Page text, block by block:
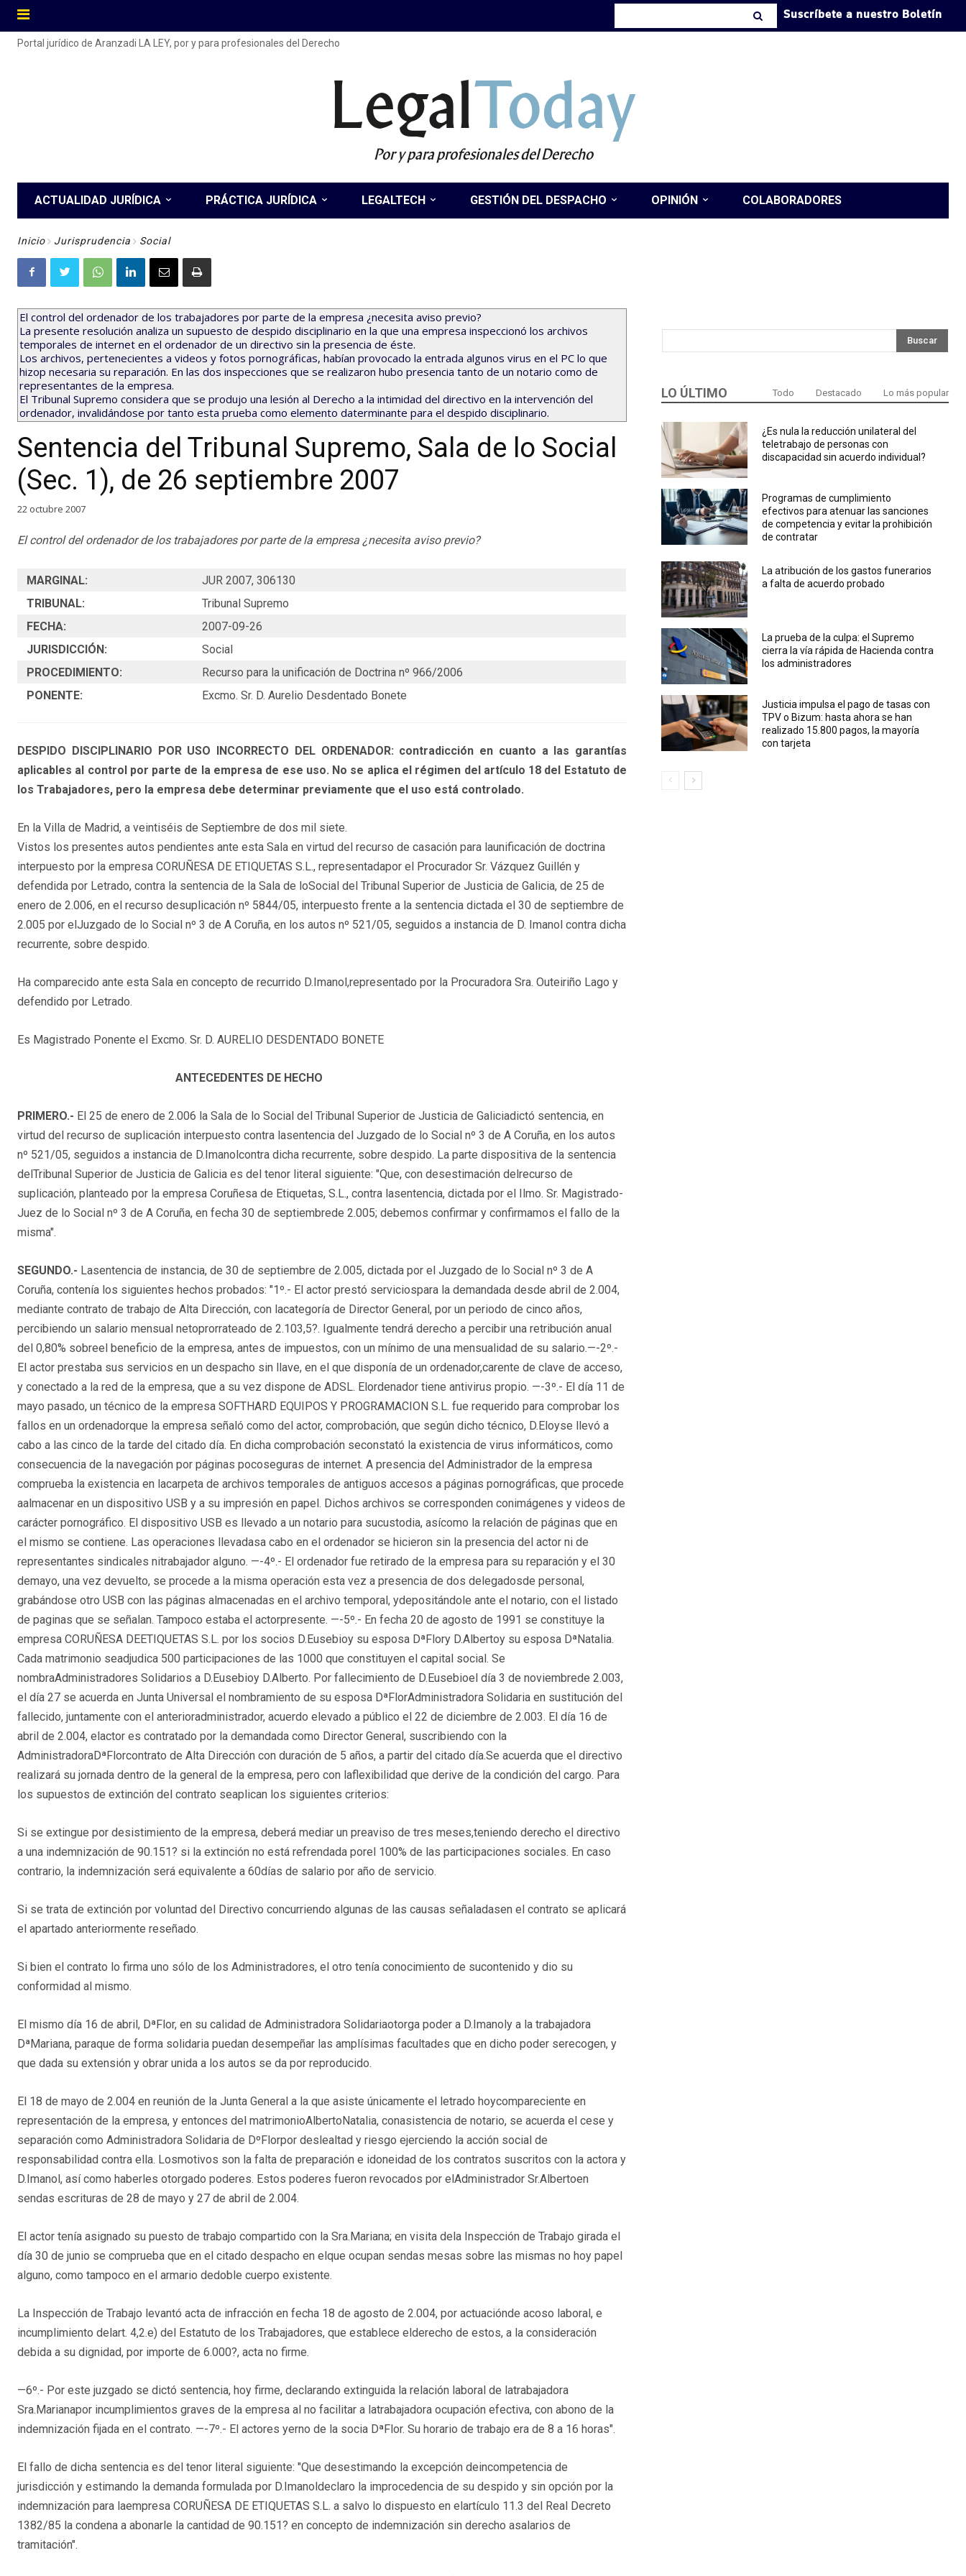
Suscríbete a nuestro Boletín
Portal jurídico de Aranzadi LA LEY, por y para profesionales del Derecho
LegalToday
Por y para profesionales del Derecho
ACTUALIDAD JURÍDICA PRÁCTICA JURÍDICA LEGALTECH GESTIÓN DEL DESPACHO OPINIÓN COLABORADORES
Inicio Jurisprudencia Social
El control del ordenador de los trabajadores por parte de la empresa ¿necesita aviso previo?
La presente resolución analiza un supuesto de despido disciplinario en la que una empresa inspeccionó los archivos
temporales de internet en el ordenador de un directivo sin la presencia de éste.
Los archivos, pertenecientes a videos y fotos pornográficas, habían provocado la entrada algunos virus en el PC lo que
hizop necesaria su reparación. En las dos inspecciones que se realizaron hubo presencia tanto de un notario como de
representantes de la empresa.
El Tribunal Supremo considera que se produjo una lesión al Derecho a la intimidad del directivo en la intervención del
ordenador, invalidándose por tanto esta prueba como elemento daterminante para el despido disciplinario.
Sentencia del Tribunal Supremo, Sala de lo Social
(Sec. 1), de 26 septiembre 2007
22 octubre 2007
El control del ordenador de los trabajadores por parte de la empresa ¿necesita aviso previo?
MARGINAL:
JUR 2007, 306130
TRIBUNAL:
Tribunal Supremo
FECHA:
2007-09-26
JURISDICCIÓN:
Social
PROCEDIMIENTO:
Recurso para la unificación de Doctrina nº 966/2006
PONENTE:
Excmo. Sr. D. Aurelio Desdentado Bonete
DESPIDO DISCIPLINARIO POR USO INCORRECTO DEL ORDENADOR: contradicción en cuanto a las garantías
aplicables al control por parte de la empresa de ese uso. No se aplica el régimen del artículo 18 del Estatuto de
los Trabajadores, pero la empresa debe determinar previamente que el uso está controlado.
En la Villa de Madrid, a veintiséis de Septiembre de dos mil siete.
Vistos los presentes autos pendientes ante esta Sala en virtud del recurso de casación para launificación de doctrina
interpuesto por la empresa CORUÑESA DE ETIQUETAS S.L., representadapor el Procurador Sr. Vázquez Guillén y
defendida por Letrado, contra la sentencia de la Sala de loSocial del Tribunal Superior de Justicia de Galicia, de 25 de
enero de 2.006, en el recurso desuplicación nº 5844/05, interpuesto frente a la sentencia dictada el 30 de septiembre de
2.005 por elJuzgado de lo Social nº 3 de A Coruña, en los autos nº 521/05, seguidos a instancia de D. Imanol contra dicha
recurrente, sobre despido.
Ha comparecido ante esta Sala en concepto de recurrido D.Imanol,representado por la Procuradora Sra. Outeiriño Lago y
defendido por Letrado.
Es Magistrado Ponente el Excmo. Sr. D. AURELIO DESDENTADO BONETE
ANTECEDENTES DE HECHO
PRIMERO.- El 25 de enero de 2.006 la Sala de lo Social del Tribunal Superior de Justicia de Galiciadictó sentencia, en
virtud del recurso de suplicación interpuesto contra lasentencia del Juzgado de lo Social nº 3 de A Coruña, en los autos
nº 521/05, seguidos a instancia de D.Imanolcontra dicha recurrente, sobre despido. La parte dispositiva de la sentencia
delTribunal Superior de Justicia de Galicia es del tenor literal siguiente: "Que, con desestimación delrecurso de
suplicación, planteado por la empresa Coruñesa de Etiquetas, S.L., contra lasentencia, dictada por el Ilmo. Sr. Magistrado-
Juez de lo Social nº 3 de A Coruña, en fecha 30 de septiembrede 2.005; debemos confirmar y confirmamos el fallo de la
misma".
SEGUNDO.- Lasentencia de instancia, de 30 de septiembre de 2.005, dictada por el Juzgado de lo Social nº 3 de A
Coruña, contenía los siguientes hechos probados: "1º.- El actor prestó serviciospara la demandada desde abril de 2.004,
mediante contrato de trabajo de Alta Dirección, con lacategoría de Director General, por un periodo de cinco años,
percibiendo un salario mensual netoprorrateado de 2.103,5?. Igualmente tendrá derecho a percibir una retribución anual
del 0,80% sobreel beneficio de la empresa, antes de impuestos, con un mínimo de una mensualidad de su salario.—-2º.-
El actor prestaba sus servicios en un despacho sin llave, en el que disponía de un ordenador,carente de clave de acceso,
y conectado a la red de la empresa, que a su vez dispone de ADSL. Elordenador tiene antivirus propio. —-3º.- El día 11 de
mayo pasado, un técnico de la empresa SOFTHARD EQUIPOS Y PROGRAMACION S.L. fue requerido para comprobar los
fallos en un ordenadorque la empresa señaló como del actor, comprobación, que según dicho técnico, D.Eloyse llevó a
cabo a las cinco de la tarde del citado día. En dicha comprobación seconstató la existencia de virus informáticos, como
consecuencia de la navegación por páginas pocoseguras de internet. A presencia del Administrador de la empresa
comprueba la existencia en lacarpeta de archivos temporales de antiguos accesos a páginas pornográficas, que procede
aalmacenar en un dispositivo USB y a su impresión en papel. Dichos archivos se corresponden conimágenes y videos de
carácter pornográfico. El dispositivo USB es llevado a un notario para sucustodia, asícomo la relación de páginas que en
el mismo se contiene. Las operaciones llevadasa cabo en el ordenador se hicieron sin la presencia del actor ni de
representantes sindicales nitrabajador alguno. —-4º.- El ordenador fue retirado de la empresa para su reparación y el 30
demayo, una vez devuelto, se procede a la misma operación esta vez a presencia de dos delegadosde personal,
grabándose otro USB con las páginas almacenadas en el archivo temporal, ydepositándole ante el notario, con el listado
de paginas que se señalan. Tampoco estaba el actorpresente. —-5º.- En fecha 20 de agosto de 1991 se constituye la
empresa CORUÑESA DEETIQUETAS S.L. por los socios D.Eusebioy su esposa DªFlory D.Albertoy su esposa DªNatalia.
Cada matrimonio seadjudica 500 participaciones de las 1000 que constituyen el capital social. Se
nombraAdministradores Solidarios a D.Eusebioy D.Alberto. Por fallecimiento de D.Eusebioel día 3 de noviembrede 2.003,
el día 27 se acuerda en Junta Universal el nombramiento de su esposa DªFlorAdministradora Solidaria en sustitución del
fallecido, juntamente con el anterioradministrador, acuerdo elevado a público el 22 de diciembre de 2.003. El día 16 de
abril de 2.004, elactor es contratado por la demandada como Director General, suscribiendo con la
AdministradoraDªFlorcontrato de Alta Dirección con duración de 5 años, a partir del citado día.Se acuerda que el directivo
realizará su jornada dentro de la general de la empresa, pero con laflexibilidad que derive de la condición del cargo. Para
los supuestos de extinción del contrato seaplican los siguientes criterios:
Si se extingue por desistimiento de la empresa, deberá mediar un preaviso de tres meses,teniendo derecho el directivo
a una indemnización de 90.151? si la extinción no está refrendada porel 100% de las participaciones sociales. En caso
contrario, la indemnización será equivalente a 60días de salario por año de servicio.
Si se trata de extinción por voluntad del Directivo concurriendo algunas de las causas señaladasen el contrato se aplicará
el apartado anteriormente reseñado.
Si bien el contrato lo firma uno sólo de los Administradores, el otro tenía conocimiento de sucontenido y dio su
conformidad al mismo.
El mismo día 16 de abril, DªFlor, en su calidad de Administradora Solidariaotorga poder a D.Imanoly a la trabajadora
DªMariana, paraque de forma solidaria puedan desempeñar las amplísimas facultades que en dicho poder serecogen, y
que dada su extensión y obrar unida a los autos se da por reproducido.
El 18 de mayo de 2.004 en reunión de la Junta General a la que asiste únicamente el letrado hoycompareciente en
representación de la empresa, y entonces del matrimonioAlbertoNatalia, conasistencia de notario, se acuerda el cese y
separación como Administradora Solidaria de DºFlorpor deslealtad y riesgo ejerciendo la acción social de
responsabilidad contra ella. Losmotivos son la falta de preparación e idoneidad de los contratos suscritos con la actora y
D.Imanol, así como haberles otorgado poderes. Estos poderes fueron revocados por elAdministrador Sr.Albertoen
sendas escrituras de 28 de mayo y 27 de abril de 2.004.
El actor tenía asignado su puesto de trabajo compartido con la Sra.Mariana; en visita dela Inspección de Trabajo girada el
día 30 de junio se comprueba que en el citado despacho en elque ocupan sendas mesas sobre las mismas no hoy papel
alguno, como tampoco en el armario dedoble cuerpo existente.
La Inspección de Trabajo levantó acta de infracción en fecha 18 de agosto de 2.004, por actuaciónde acoso laboral, e
incumplimiento delart. 4,2.e) del Estatuto de los Trabajadores, que establece elderecho de estos, a la consideración
debida a su dignidad, por importe de 6.000?, acta no firme.
—6º.- Por este juzgado se dictó sentencia, hoy firme, declarando extinguida la relación laboral de latrabajadora
Sra.Marianapor incumplimientos graves de la empresa al no facilitar a latrabajadora ocupación efectiva, con abono de la
indemnización fijada en el contrato. —-7º.- El actores yerno de la socia DªFlor. Su horario de trabajo era de 8 a 16 horas".
El fallo de dicha sentencia es del tenor literal siguiente: "Que desestimando la excepción deincompetencia de
jurisdicción y estimando la demanda formulada por D.Imanoldeclaro la improcedencia de su despido y sin opción por la
indemnización para laempresa CORUÑESA DE ETIQUETAS S.L. a salvo lo dispuesto en elartículo 11.3 del Real Decreto
1382/85 la condena a abonarle la cantidad de 90.151? en concepto de indemnización sin derecho asalarios de
tramitación".
Buscar
LO ÚLTIMO Todo Destacado Lo más popular
¿Es nula la reducción unilateral del
teletrabajo de personas con
discapacidad sin acuerdo individual?
Programas de cumplimiento
efectivos para atenuar las sanciones
de competencia y evitar la prohibición
de contratar
La atribución de los gastos funerarios
a falta de acuerdo probado
La prueba de la culpa: el Supremo
cierra la vía rápida de Hacienda contra
los administradores
Justicia impulsa el pago de tasas con
TPV o Bizum: hasta ahora se han
realizado 15.800 pagos, la mayoría
con tarjeta